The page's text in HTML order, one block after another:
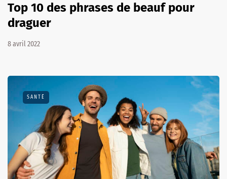
Top 10 des phrases de beauf pour
draguer
8 avril 2022
SANTÉ